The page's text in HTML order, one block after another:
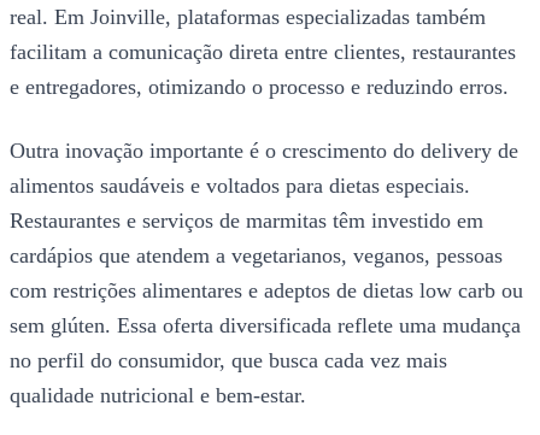
real. Em Joinville, plataformas especializadas também
facilitam a comunicação direta entre clientes, restaurantes
e entregadores, otimizando o processo e reduzindo erros.
Outra inovação importante é o crescimento do delivery de
alimentos saudáveis e voltados para dietas especiais.
Restaurantes e serviços de marmitas têm investido em
cardápios que atendem a vegetarianos, veganos, pessoas
com restrições alimentares e adeptos de dietas low carb ou
sem glúten. Essa oferta diversificada reflete uma mudança
no perfil do consumidor, que busca cada vez mais
qualidade nutricional e bem-estar.